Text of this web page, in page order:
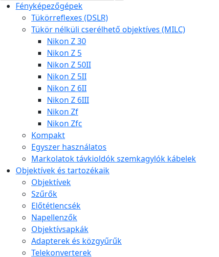
Fényképezőgépek
Tükörreflexes (DSLR)
Tükör nélküli cserélhető objektíves (MILC)
Nikon Z 30
Nikon Z 5
Nikon Z 50II
Nikon Z 5II
Nikon Z 6II
Nikon Z 6III
Nikon Zf
Nikon Zfc
Kompakt
Egyszer használatos
Markolatok távkioldók szemkagylók kábelek
Objektívek és tartozékaik
Objektívek
Szűrők
Előtétlencsék
Napellenzők
Objektívsapkák
Adapterek és közgyűrűk
Telekonverterek